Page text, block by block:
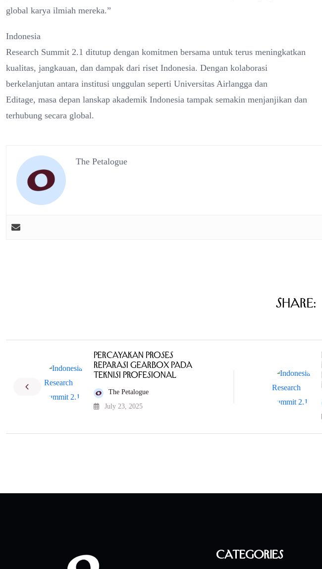
global karya ilmiah mereka.”
Indonesia
Research Summit 2.1 ditutup dengan komitmen bersama untuk terus meningkatkan
kualitas, jangkauan, dan dampak dari riset Indonesia. Dengan kolaborasi
berkelanjutan antara institusi unggulan seperti Universitas Airlangga dan
Editage, masa depan lanskap akademik Indonesia tampak semakin menjanjikan dan
terhubung secara global.
The Petalogue
Share:
Percayakan Proses
Reparasi Gearbox pada
Teknisi Profesional
The Petalogue
July 23, 2025
Categories